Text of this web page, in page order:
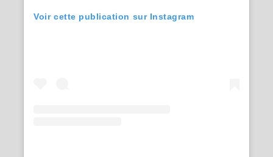
Voir cette publication sur Instagram